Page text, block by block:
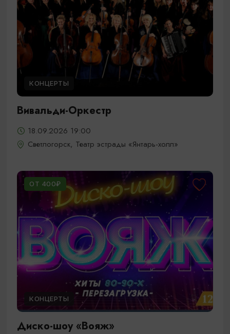
КОНЦЕРТЫ
Вивальди-Оркестр
18.09.2026 19:00
Светлогорск, Театр эстрады «Янтарь-холл»
ОТ 400₽
КОНЦЕРТЫ
Диско-шоу «Вояж»